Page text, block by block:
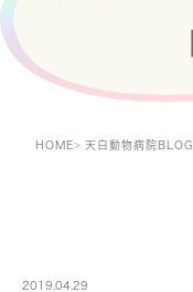
HOME 天白動物病院BLOG
2019.04.29